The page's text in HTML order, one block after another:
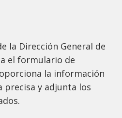
la Dirección General de
el formulario de
la información
precisa y adjunta los